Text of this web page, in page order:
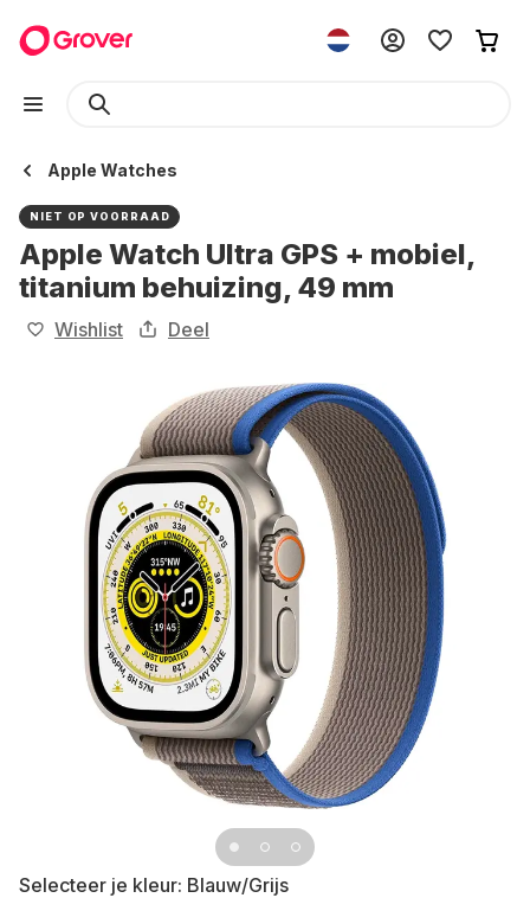
Apple Watches
NIET OP VOORRAAD
Apple Watch Ultra GPS + mobiel,
titanium behuizing, 49 mm
Wishlist Deel
Selecteer je kleur: Blauw/Grijs